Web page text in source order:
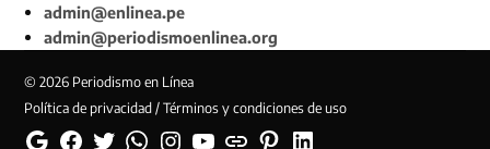
admin@enlinea.pe
admin@periodismoenlinea.org
© 2026 Periodismo en Línea
Política de privacidad / Términos y condiciones de uso
GoogleFacebookTwitterWhatsappInstagramYouTubeWeb PinterestLinkedin